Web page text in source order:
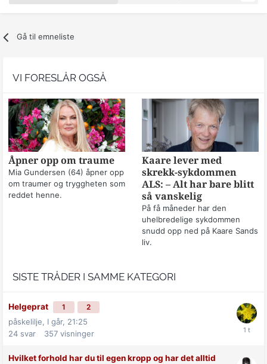
Gå til emneliste
VI FORESLÅR OGSÅ
Åpner opp om traume
Mia Gundersen (64) åpner opp
om traumer og tryggheten som
reddet henne.
Kaare lever med
skrekk-sykdommen
ALS: – Alt har bare blitt
så vanskelig
På få måneder har den
uhelbredelige sykdommen
snudd opp ned på Kaare Sands
liv.
SISTE TRÅDER I SAMME KATEGORI
Helgeprat 1 2
påskelilje, I går, 21:25
24 svar 357 visninger
Hvilket forhold har du til egen kropp og har det alltid